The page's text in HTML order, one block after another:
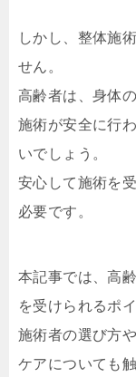
しかし、整体施
せん。
高齢者は、身体
施術が安全に行
いでしょう。
安心して施術を
必要です。
本記事では、高
を受けられるポ
施術者の選び方
ケアについても